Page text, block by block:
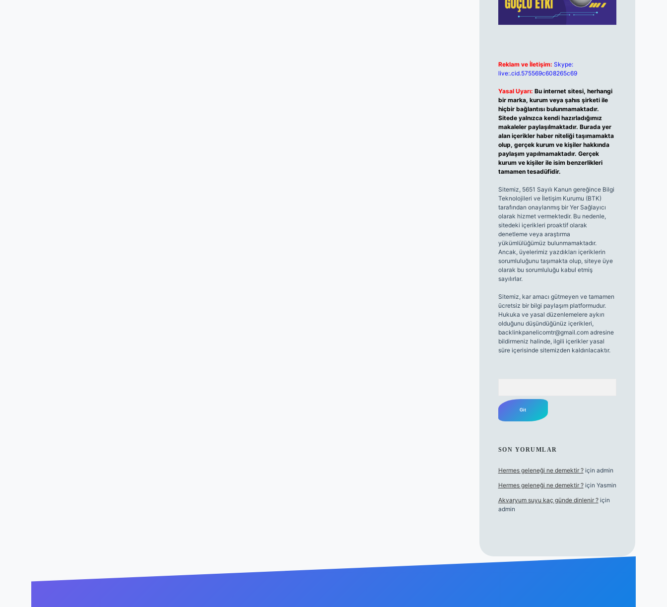
Reklam ve İletişim: Skype:
live:.cid.575569c608265c69
Yasal Uyarı: Bu internet sitesi, herhangi
bir marka, kurum veya şahıs şirketi ile
hiçbir bağlantısı bulunmamaktadır.
Sitede yalnızca kendi hazırladığımız
makaleler paylaşılmaktadır. Burada yer
alan içerikler haber niteliği taşımamakta
olup, gerçek kurum ve kişiler hakkında
paylaşım yapılmamaktadır. Gerçek
kurum ve kişiler ile isim benzerlikleri
tamamen tesadüfidir.
Sitemiz, 5651 Sayılı Kanun gereğince Bilgi
Teknolojileri ve İletişim Kurumu (BTK)
tarafından onaylanmış bir Yer Sağlayıcı
olarak hizmet vermektedir. Bu nedenle,
sitedeki içerikleri proaktif olarak
denetleme veya araştırma
yükümlülüğümüz bulunmamaktadır.
Ancak, üyelerimiz yazdıkları içeriklerin
sorumluluğunu taşımakta olup, siteye üye
olarak bu sorumluluğu kabul etmiş
sayılırlar.
Sitemiz, kar amacı gütmeyen ve tamamen
ücretsiz bir bilgi paylaşım platformudur.
Hukuka ve yasal düzenlemelere aykırı
olduğunu düşündüğünüz içerikleri,
backlinkpanelicomtr@gmail.comadresine
bildirmeniz halinde, ilgili içerikler yasal
süre içerisinde sitemizden kaldırılacaktır.
SON YORUMLAR
Hermes geleneği ne demektir ?için admin
Hermes geleneği ne demektir ?için Yasmin
Akvaryum suyu kaç günde dinlenir ?için
admin